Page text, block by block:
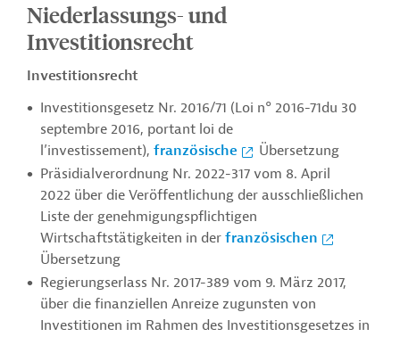
Niederlassungs- und
Investitionsrecht
Investitionsrecht
Investitionsgesetz Nr. 2016/71 (Loi n° 2016-71du 30
septembre 2016, portant loi de
l’investissement), französische
Übersetzung
Präsidialverordnung Nr. 2022-317 vom 8. April
2022 über die Veröffentlichung der ausschließlichen
Liste der genehmigungspflichtigen
Wirtschaftstätigkeiten in der französischen
Übersetzung
Regierungserlass Nr. 2017-389 vom 9. März 2017,
über die finanziellen Anreize zugunsten von
Investitionen im Rahmen des Investitionsgesetzes in